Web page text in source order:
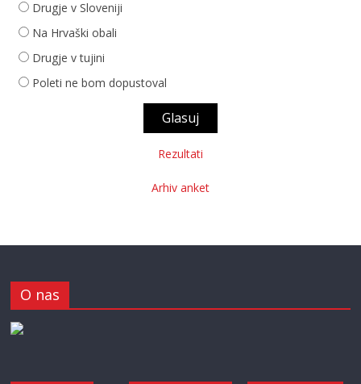
Drugje v Sloveniji
Na Hrvaški obali
Drugje v tujini
Poleti ne bom dopustoval
Rezultati
Arhiv anket
O nas